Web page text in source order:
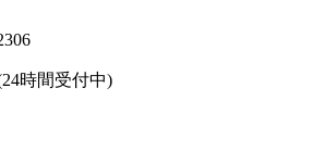
時間受付中)